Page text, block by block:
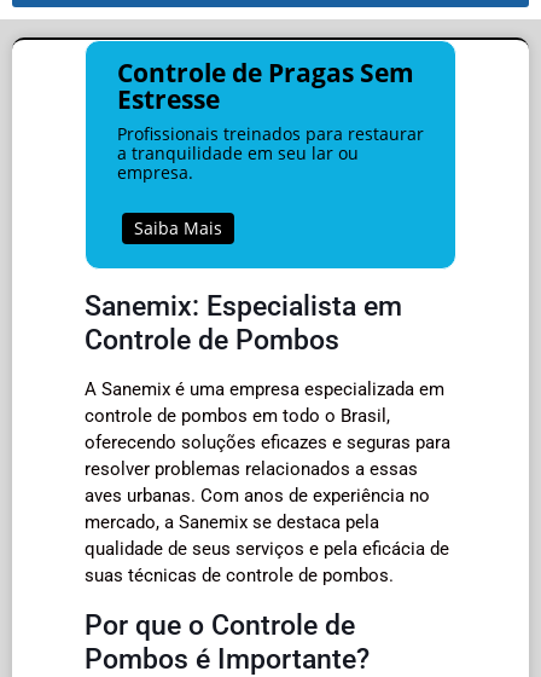
Controle de Pragas Sem
Estresse
Profissionais treinados para restaurar
a tranquilidade em seu lar ou
empresa.
Saiba Mais
Sanemix: Especialista em
Controle de Pombos
A Sanemix é uma empresa especializada em
controle de pombos em todo o Brasil,
oferecendo soluções eficazes e seguras para
resolver problemas relacionados a essas
aves urbanas. Com anos de experiência no
mercado, a Sanemix se destaca pela
qualidade de seus serviços e pela eficácia de
suas técnicas de controle de pombos.
Por que o Controle de
Pombos é Importante?